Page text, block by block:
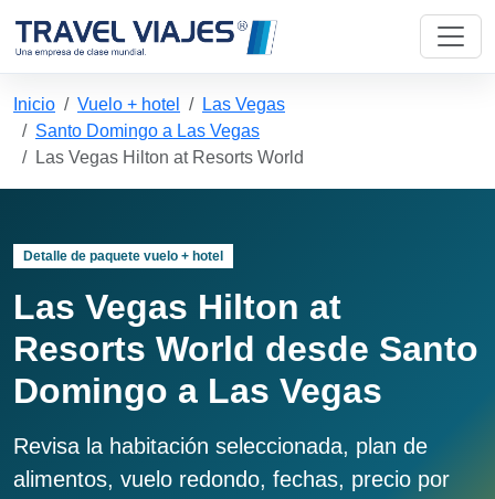
Inicio Vuelo + hotel
Las Vegas
Santo Domingo a Las Vegas
Las Vegas Hilton at Resorts World
Detalle de paquete vuelo + hotel
Las Vegas Hilton at
Resorts World desde Santo
Domingo a Las Vegas
Revisa la habitación seleccionada, plan de
alimentos, vuelo redondo, fechas, precio por